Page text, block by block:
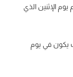
الذي
يوم